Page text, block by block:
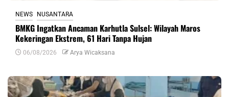
NEWS NUSANTARA
BMKG Ingatkan Ancaman Karhutla Sulsel: Wilayah Maros
Kekeringan Ekstrem, 61 Hari Tanpa Hujan
06/08/2026 Arya Wicaksana